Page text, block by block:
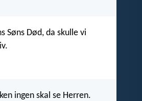
Søns Død, da skulle vi
ingen skal se Herren.